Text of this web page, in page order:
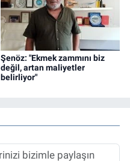
Şenöz: "Ekmek zammını biz
değil, artan maliyetler
belirliyor"